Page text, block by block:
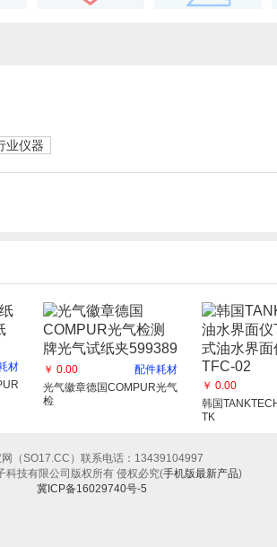
业仪器
材
￥ 0.00
配件耗材
光气徽章德国COMPUR光气
检
￥ 0.00
韩国
TK
（SO17.CC）联系电话：13439104997
科技有限公司版权所有 侵权必究(手机版最新产品)
冀ICP备16029740号-5